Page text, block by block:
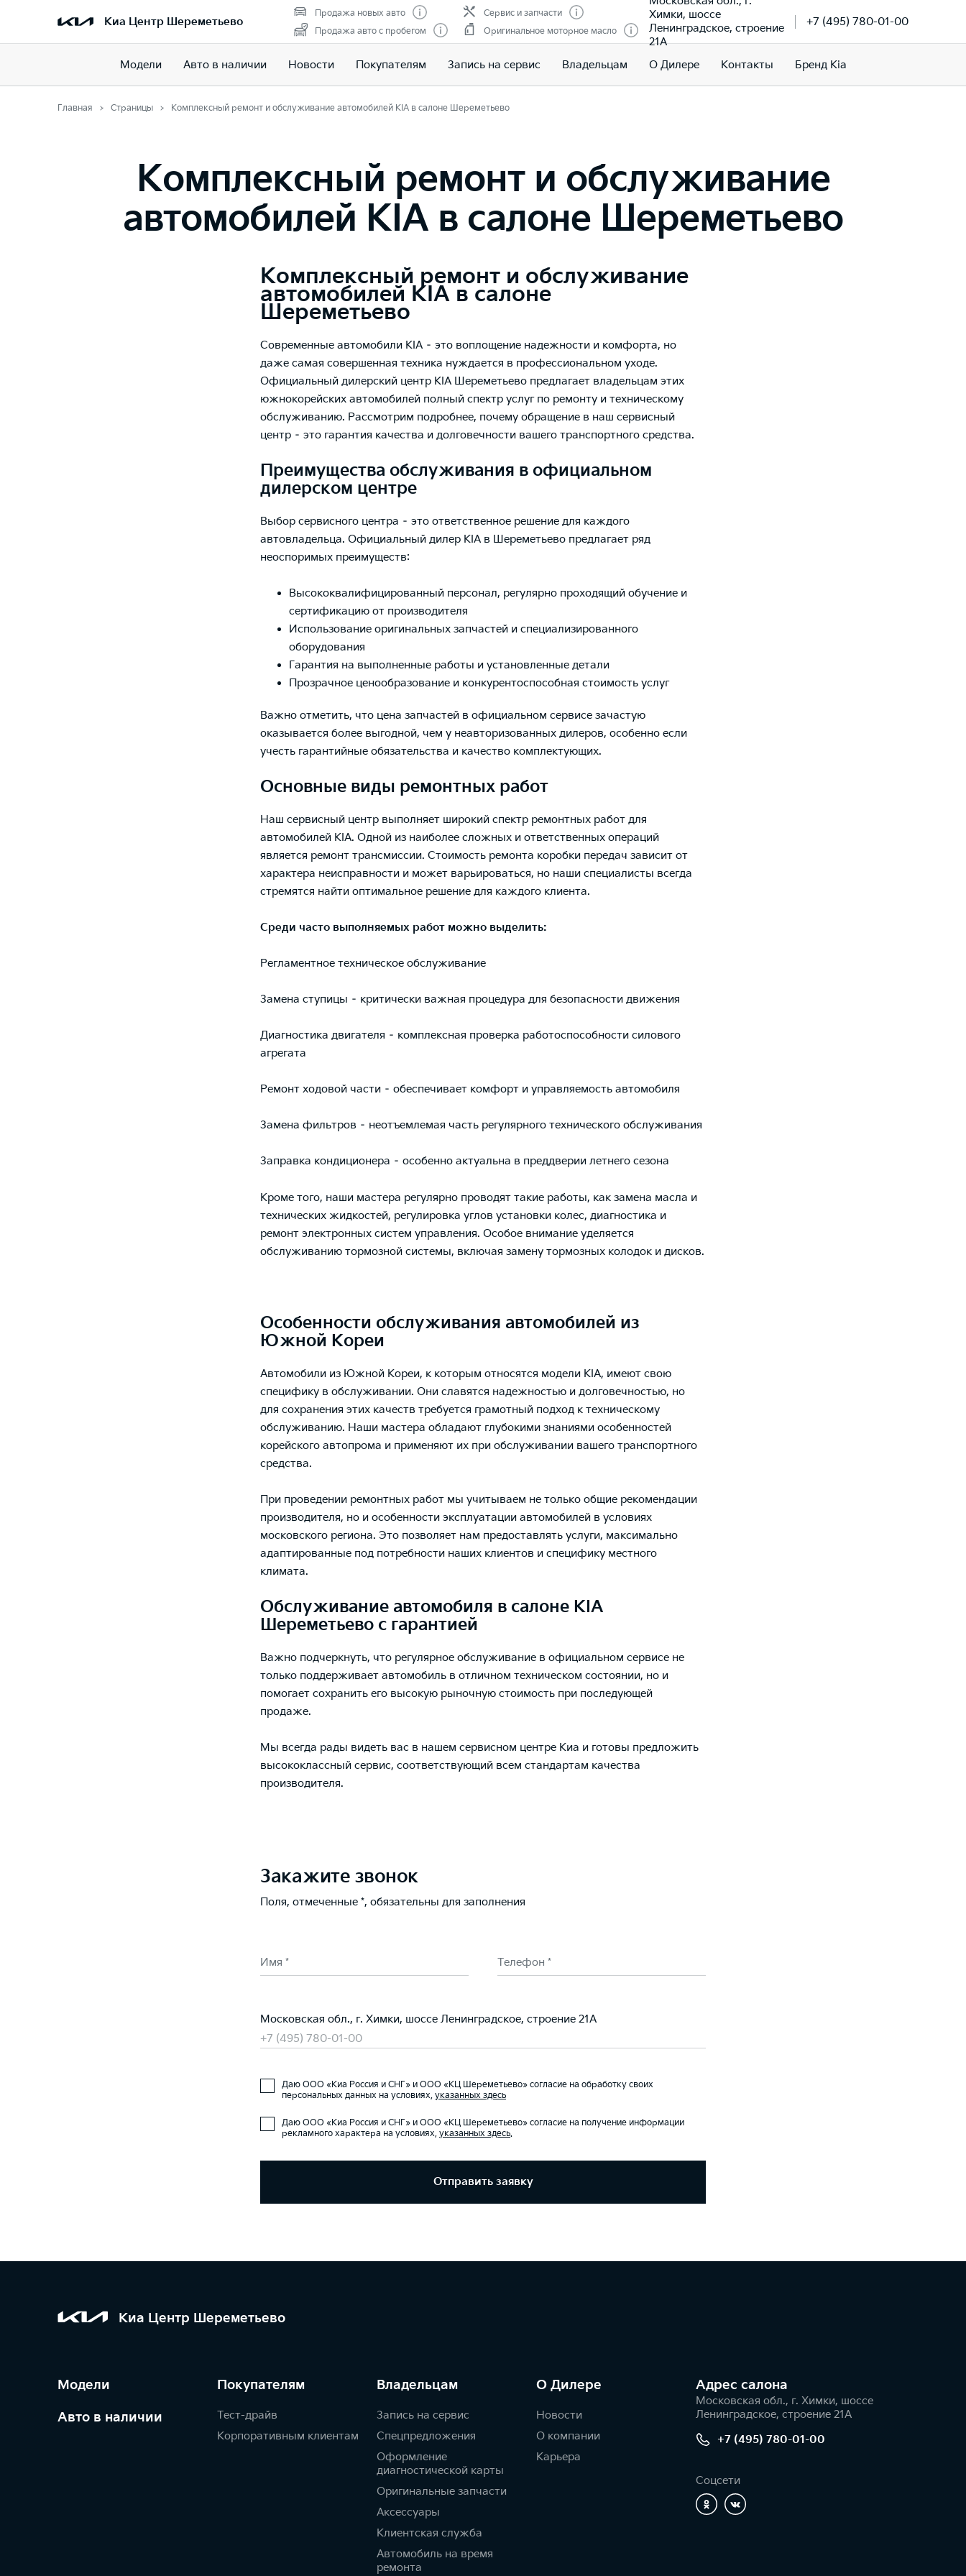
Киа Центр Шереметьево
Продажа новых авто
Продажа авто с пробегом
Сервис и запчасти
Оригинальное моторное масло
Химки, шоссе
Ленинградское, строение
21А
+7 (495) 780-01-00
Модели Авто в наличии Новости Покупателям Запись на сервис Владельцам О Дилере Контакты Бренд Kia
Главная Страницы Комплексный ремонт и обслуживание автомобилей KIA в салоне Шереметьево
Комплексный ремонт и обслуживание
автомобилей KIA в салоне Шереметьево
Комплексный ремонт и обслуживание
автомобилей KIA в салоне
Шереметьево
Современные автомобили KIA – это воплощение надежности и комфорта, но
даже самая совершенная техника нуждается в профессиональном уходе.
Официальный дилерский центр KIA Шереметьево предлагает владельцам этих
южнокорейских автомобилей полный спектр услуг по ремонту и техническому
обслуживанию. Рассмотрим подробнее, почему обращение в наш сервисный
центр – это гарантия качества и долговечности вашего транспортного средства.
Преимущества обслуживания в официальном
дилерском центре
Выбор сервисного центра – это ответственное решение для каждого
автовладельца. Официальный дилер KIA в Шереметьево предлагает ряд
неоспоримых преимуществ:
Высококвалифицированный персонал, регулярно проходящий обучение и
сертификацию от производителя
Использование оригинальных запчастей и специализированного
оборудования
Гарантия на выполненные работы и установленные детали
Прозрачное ценообразование и конкурентоспособная стоимость услуг
Важно отметить, что цена запчастей в официальном сервисе зачастую
оказывается более выгодной, чем у неавторизованных дилеров, особенно если
учесть гарантийные обязательства и качество комплектующих.
Основные виды ремонтных работ
Наш сервисный центр выполняет широкий спектр ремонтных работ для
автомобилей KIA. Одной из наиболее сложных и ответственных операций
является ремонт трансмиссии. Стоимость ремонта коробки передач зависит от
характера неисправности и может варьироваться, но наши специалисты всегда
стремятся найти оптимальное решение для каждого клиента.
Среди часто выполняемых работ можно выделить:
Регламентное техническое обслуживание
Замена ступицы – критически важная процедура для безопасности движения
Диагностика двигателя – комплексная проверка работоспособности силового
агрегата
Ремонт ходовой части – обеспечивает комфорт и управляемость автомобиля
Замена фильтров – неотъемлемая часть регулярного технического обслуживания
Заправка кондиционера – особенно актуальна в преддверии летнего сезона
Кроме того, наши мастера регулярно проводят такие работы, как замена масла и
технических жидкостей, регулировка углов установки колес, диагностика и
ремонт электронных систем управления. Особое внимание уделяется
обслуживанию тормозной системы, включая замену тормозных колодок и дисков.
Особенности обслуживания автомобилей из
Южной Кореи
Автомобили из Южной Кореи, к которым относятся модели KIA, имеют свою
специфику в обслуживании. Они славятся надежностью и долговечностью, но
для сохранения этих качеств требуется грамотный подход к техническому
обслуживанию. Наши мастера обладают глубокими знаниями особенностей
корейского автопрома и применяют их при обслуживании вашего транспортного
средства.
При проведении ремонтных работ мы учитываем не только общие рекомендации
производителя, но и особенности эксплуатации автомобилей в условиях
московского региона. Это позволяет нам предоставлять услуги, максимально
адаптированные под потребности наших клиентов и специфику местного
климата.
Обслуживание автомобиля в салоне KIA
Шереметьево с гарантией
Важно подчеркнуть, что регулярное обслуживание в официальном сервисе не
только поддерживает автомобиль в отличном техническом состоянии, но и
помогает сохранить его высокую рыночную стоимость при последующей
продаже.
Мы всегда рады видеть вас в нашем сервисном центре Киа и готовы предложить
высококлассный сервис, соответствующий всем стандартам качества
производителя.
Закажите звонок
Поля, отмеченные *, обязательны для заполнения
Имя * Телефон *
Московская обл., г. Химки, шоссе Ленинградское, строение 21А
+7 (495) 780-01-00
Даю ООО «Киа Россия и СНГ» и ООО «КЦ Шереметьево» согласие на обработку своих
персональных данных на условиях, указанных здесь
Даю ООО «Киа Россия и СНГ» и ООО «КЦ Шереметьево» согласие на получение информации
рекламного характера на условиях, указанных здесь.
Отправить заявку
Киа Центр Шереметьево
Модели
Авто в наличии
Покупателям
Тест-драйв
Корпоративным клиентам
Владельцам
Запись на сервис
Спецпредложения
Оформление
диагностической карты
Оригинальные запчасти
Аксессуары
Клиентская служба
Автомобиль на время
ремонта
О Дилере
Новости
О компании
Карьера
Адрес салонa
Московская обл., г. Химки, шоссе
Ленинградское, строение 21А
+7 (495) 780-01-00
Соцсети